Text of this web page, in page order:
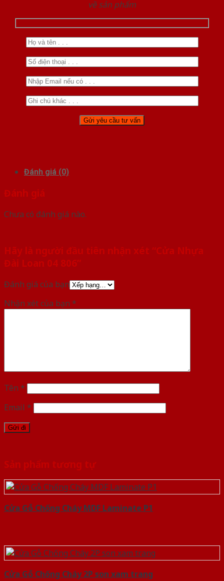
về sản phẩm
Đánh giá (0)
Đánh giá
Chưa có đánh giá nào.
Hãy là người đầu tiên nhận xét “Cửa Nhựa
Đài Loan 04 806”
Đánh giá của bạn
Nhận xét của bạn *
Tên *
Email *
Sản phẩm tương tự
Cửa Gỗ Chống Cháy MDF Laminate P1
Cửa Gỗ Chống Cháy 2P son xam trang